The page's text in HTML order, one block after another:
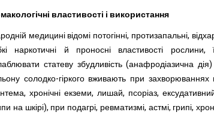
властивості і використання
медицині відомі потогінні, протизапальні,
наркотичні й проносні властивості рослини,
статеву збудливість (анафродіазична
солодко-гіркого вживають при
хронічні екземи, лишай, псоріаз,
на шкірі), при подагрі, ревматизмі, астмі, грипі,